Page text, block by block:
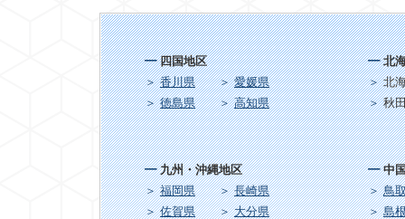
九州・沖縄地区
福岡県
長崎県
佐賀県
大分県
北
北
秋
中
鳥
島
四国地区
香川県
愛媛県
徳島県
高知県